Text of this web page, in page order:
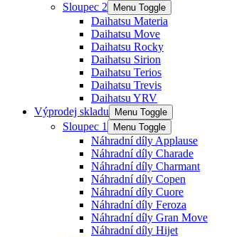
Sloupec 2
Menu Toggle
Daihatsu Materia
Daihatsu Move
Daihatsu Rocky
Daihatsu Sirion
Daihatsu Terios
Daihatsu Trevis
Daihatsu YRV
Výprodej skladu
Menu Toggle
Sloupec 1 Menu Toggle
Náhradní díly Applause
Náhradní díly Charade
Náhradní díly Charmant
Náhradní díly Copen
Náhradní díly Cuore
Náhradní díly Feroza
Náhradní díly Gran Move
Náhradní díly Hijet